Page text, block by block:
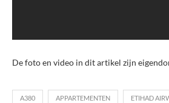
De foto en video in dit artikel zijn
A380 APPARTEMENTEN ETIHAD